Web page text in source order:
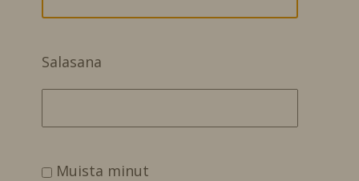
Salasana
Muista minut